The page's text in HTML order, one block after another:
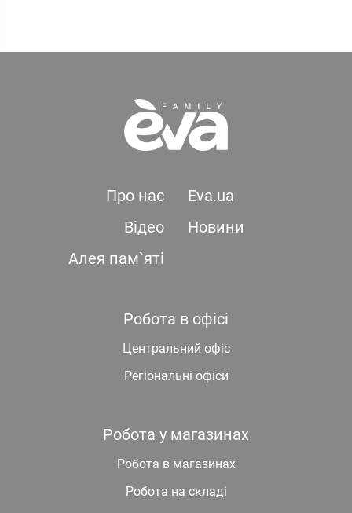
Про нас
Eva.ua
Відео
Новини
Алея пам`яті
Робота в офісі
Центральний офіс
Регіональні офіси
Робота у магазинах
Робота в магазинах
Робота на складі